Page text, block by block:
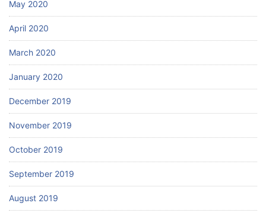
May 2020
April 2020
March 2020
January 2020
December 2019
November 2019
October 2019
September 2019
August 2019